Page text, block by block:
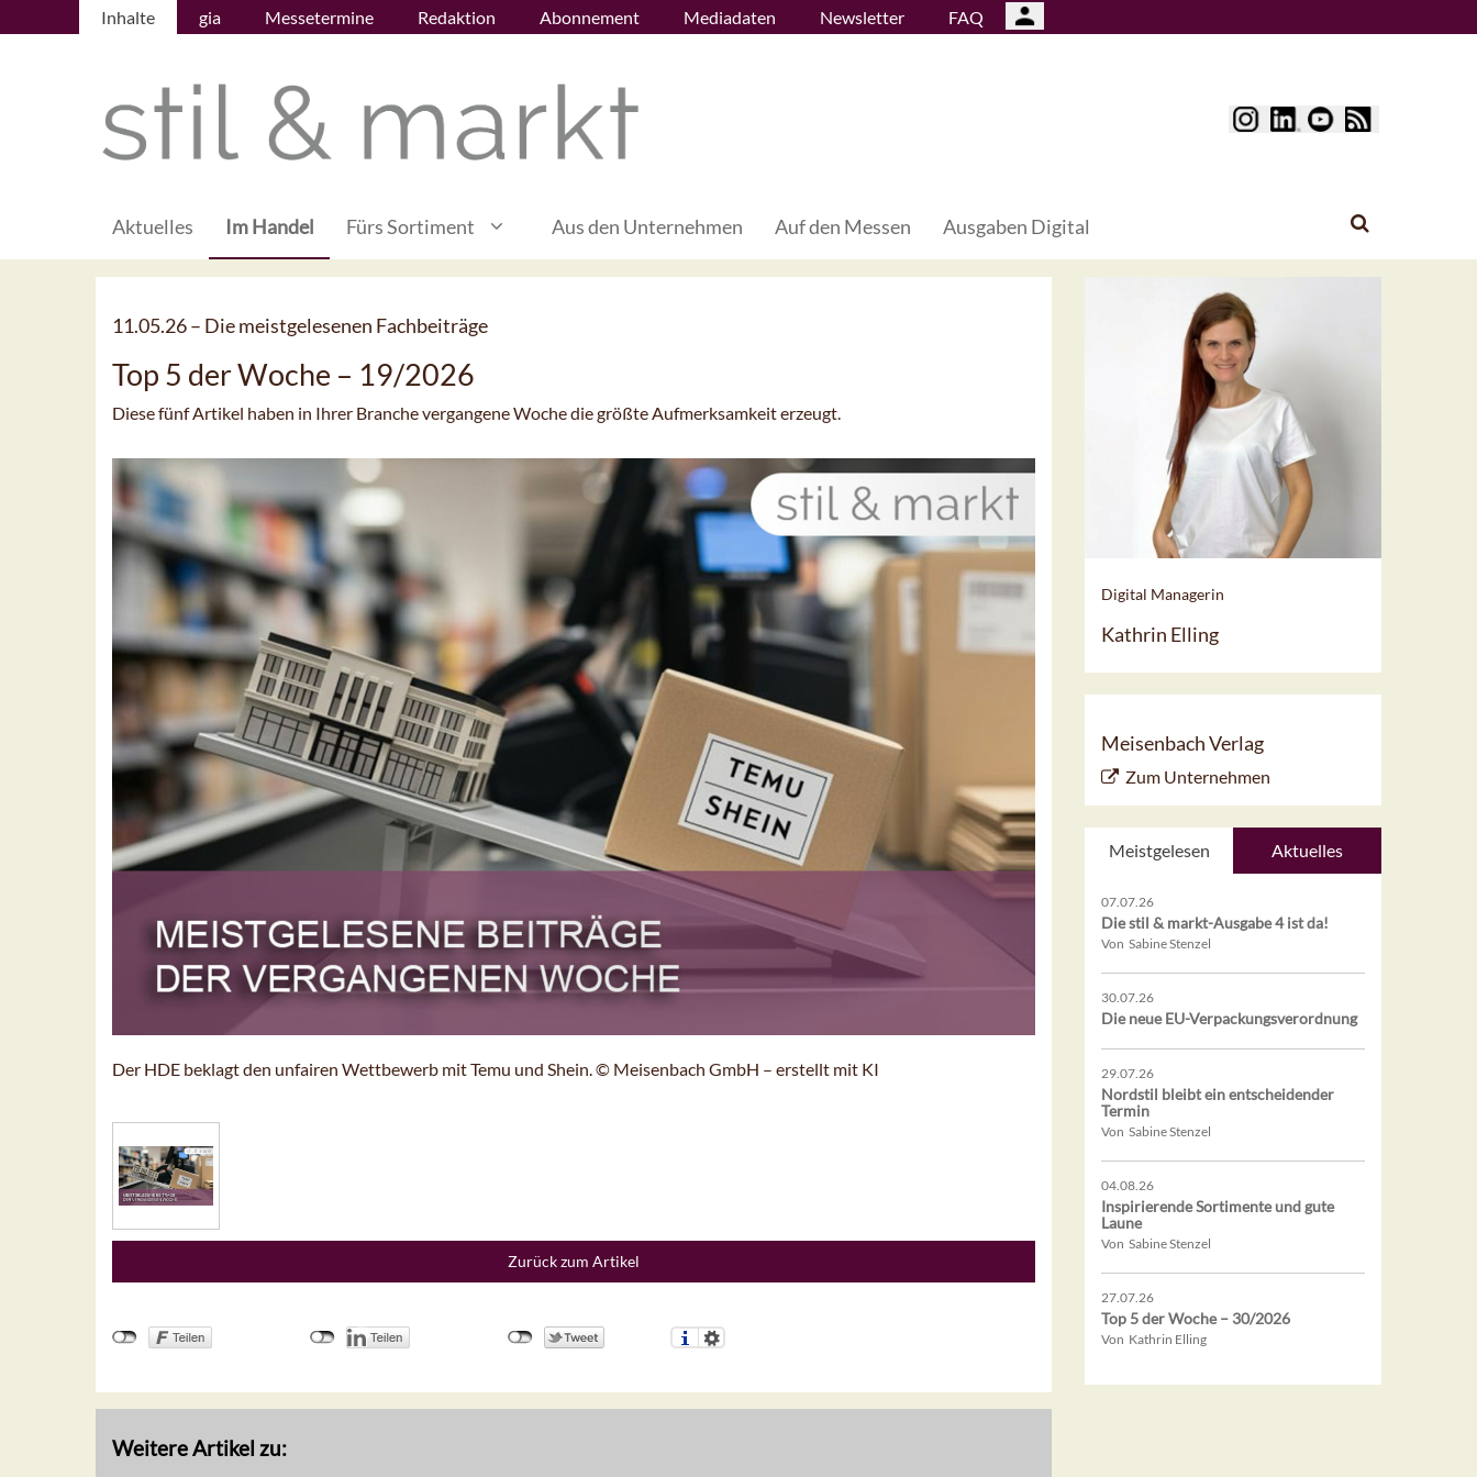
Inhalte gia Messetermine Redaktion Abonnement Mediadaten Newsletter FAQ
Aktuelles Im Handel Fürs Sortiment Aus den Unternehmen Auf den Messen Ausgaben Digital
11.05.26 – Die meistgelesenen Fachbeiträge
Top 5 der Woche – 19/2026
Diese fünf Artikel haben in Ihrer Branche vergangene Woche die größte Aufmerksamkeit erzeugt.
Der HDE beklagt den unfairen Wettbewerb mit Temu und Shein. © Meisenbach GmbH – erstellt mit KI
Zurück zum Artikel
Weitere Artikel zu:
Digital Managerin
Kathrin Elling
Meisenbach Verlag
Zum Unternehmen
Meistgelesen Aktuelles
07.07.26
Die stil & markt-Ausgabe 4 ist da!
Von Sabine Stenzel
30.07.26
Die neue EU-Verpackungsverordnung
29.07.26
Nordstil bleibt ein entscheidender
Termin
Von Sabine Stenzel
04.08.26
Inspirierende Sortimente und gute
Laune
Von Sabine Stenzel
27.07.26
Top 5 der Woche – 30/2026
Von Kathrin Elling